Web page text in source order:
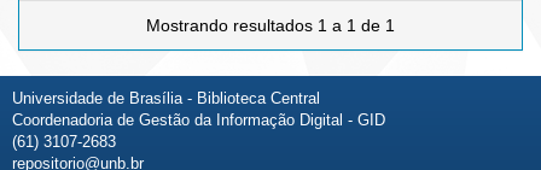
Mostrando resultados 1 a 1 de 1
Universidade de Brasília - Biblioteca Central
Coordenadoria de Gestão da Informação Digital - GID
(61) 3107-2683
repositorio@unb.br